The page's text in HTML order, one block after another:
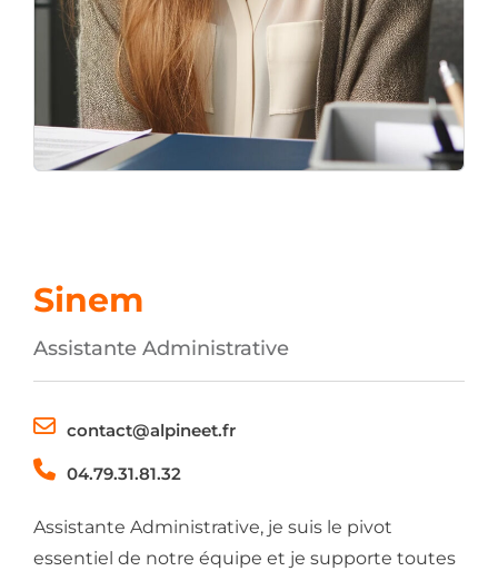
Sinem
Assistante Administrative
contact@alpineet.fr
04.79.31.81.32
Assistante Administrative, je suis le pivot
essentiel de notre équipe et je supporte toutes